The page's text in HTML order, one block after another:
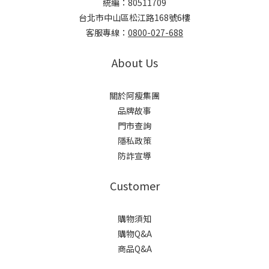
統編：80511709
台北市中山區松江路168號6樓
客服專線： 0800-027-688
About Us
關於阿瘦集團
品牌故事
門市查詢
隱私政策
防詐宣導
Customer
購物須知
購物Q&A
商品Q&A